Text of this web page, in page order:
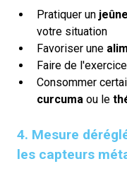
Pratiquer un
votre situation
Favoriser une
Faire de
Consommer
curcuma ou le
4. Mesure
les capteurs